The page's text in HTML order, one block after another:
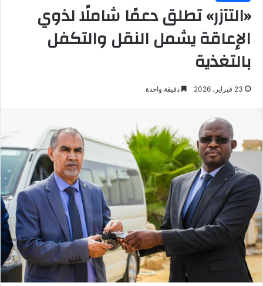
«التآزر» تطلق دعمًا شاملًا لذوي
الإعاقة يشمل النقل والتكفل
بالتغذية
23 فبراير، 2026 دقيقة واحدة